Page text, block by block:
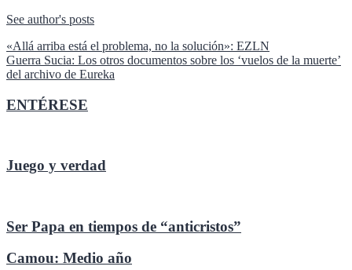
See author's posts
Navegación
de
«Allá arriba está el problema, no la solución»: EZLN
Guerra Sucia: Los otros documentos sobre los ‘vuelos de la muerte’
del archivo de Eureka
ENTÉRESE
Juego y verdad
Ser Papa en tiempos de “anticristos”
Camou: Medio año